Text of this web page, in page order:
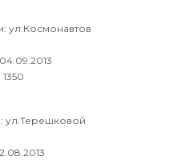
ул.Космонавтов
04.09.2013
ул.Терешковой